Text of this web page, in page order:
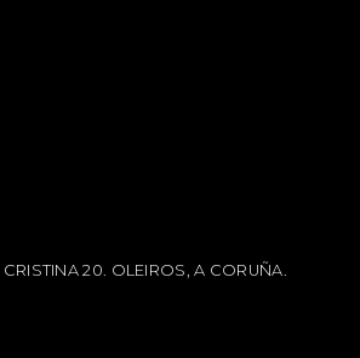
20. OLEIROS, A CORUÑA.